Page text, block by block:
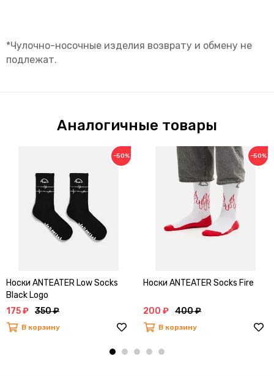
*Чулочно-носочные изделия возврату и обмену не
подлежат.
Аналогичные товары
−50%
Носки ANTEATER Low Socks
Black Logo
175 ₽ 350 ₽
В корзину
−50%
Носки ANTEATER Socks Fire
200 ₽ 400 ₽
В корзину